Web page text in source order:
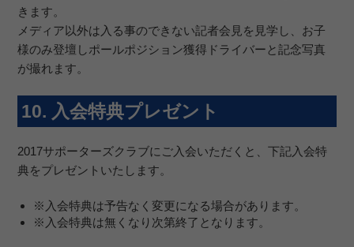
きます。
メディア以外は入る事のできない記者会見を見学し、お子
様のみ登壇しポールポジション獲得ドライバーと記念写真
が撮れます。
10. 入会特典プレゼント
2017サポーターズクラブにご入会いただくと、下記入会特
典をプレゼントいたします。
※入会特典は予告なく変更になる場合があります。
※入会特典は無くなり次第終了となります。